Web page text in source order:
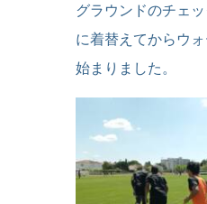
グラウンドのチェ
に着替えてからウ
始まりました。